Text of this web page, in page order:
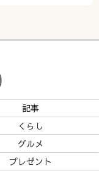
記事
くらし
グルメ
プレゼント